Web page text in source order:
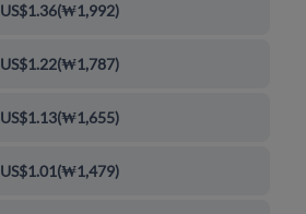
US$1.36(₩1,992)
US$1.22(₩1,787)
US$1.13(₩1,655)
US$1.01(₩1,479)